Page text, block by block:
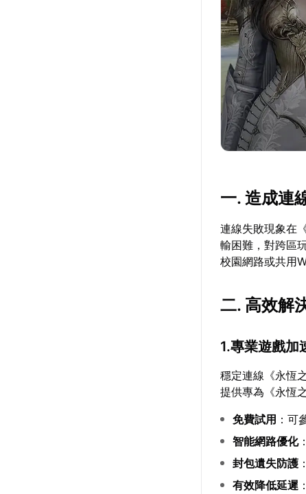
一. 造成連
連線失敗現象在
輸困難，對跨區
校園網路或共用
二. 高效解
1.專業遊戲加
穩定連線《永恆
提供專為《永恆
免費試用 ：可
智能網路優化
封包遺失防護
有效降低延遲